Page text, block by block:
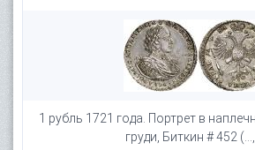
1 рубль 1721 года. Портрет в
груди, Биткин # 452